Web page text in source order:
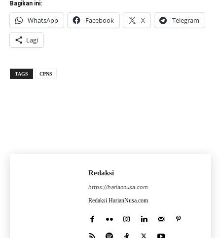
Bagikan ini:
WhatsApp Facebook X Telegram
Lagi
TAGS CPNS
Redaksi
https://hariannusa.com
Redaksi HarianNusa.com